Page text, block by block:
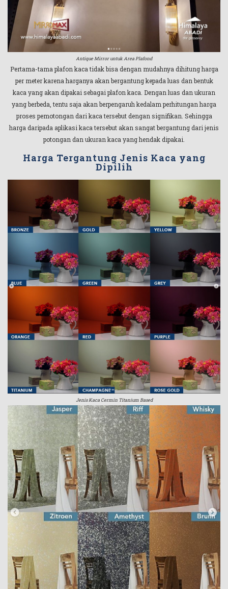
Antique Mirror untuk Area Plafond
Pertama-tama plafon kaca tidak bisa dengan mudahnya dihitung harga
per meter karena harganya akan bergantung kepada luas dan bentuk
kaca yang akan dipakai sebagai plafon kaca. Dengan luas dan ukuran
yang berbeda, tentu saja akan berpengaruh kedalam perhitungan harga
proses pemotongan dari kaca tersebut dengan signifikan. Sehingga
harga daripada aplikasi kaca tersebut akan sangat bergantung dari jenis
potongan dan ukuran kaca yang hendak dipakai.
Harga Tergantung Jenis Kaca yang
Dipilih
Jenis Kaca Cermin Titanium Based